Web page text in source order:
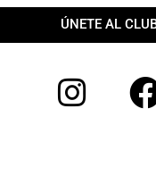
ÚNETE AL